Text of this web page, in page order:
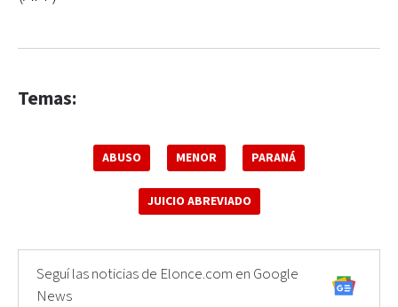
Temas:
ABUSO MENOR PARANÁ
JUICIO ABREVIADO
Seguí las noticias de Elonce.com en Google
News